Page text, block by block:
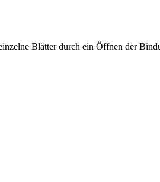
Blätter durch ein Öffnen der